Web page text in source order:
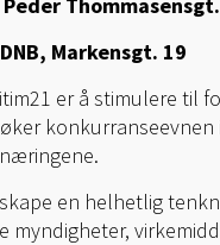
Markensgt. 19
er å stimulere til
en helhetlig
myndigheter,